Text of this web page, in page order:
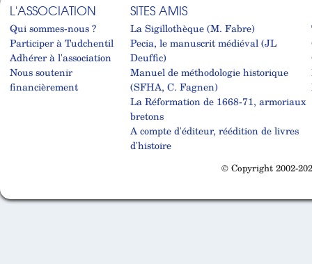
L'ASSOCIATION
Qui sommes-nous ?
Participer à Tudchentil
Adhérer à l'association
Nous soutenir
financièrement
SITES AMIS
La Sigillothèque (M. Fabre)
Pecia, le manuscrit médiéval (JL
Deuffic)
Manuel de méthodologie historique
(SFHA, C. Fagnen)
La Réformation de 1668-71, armoriaux
bretons
A compte d'éditeur, réédition de livres
d'histoire
© Copyright 2002-